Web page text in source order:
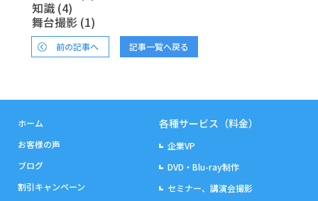
知識 (4)
舞台撮影 (1)
前の記事へ 記事一覧へ戻る
ホーム
お客様の声
ブログ
割引キャンペーン
各種サービス（料金）
企業VP
DVD・Blu-ray制作
セミナー、講演会撮影